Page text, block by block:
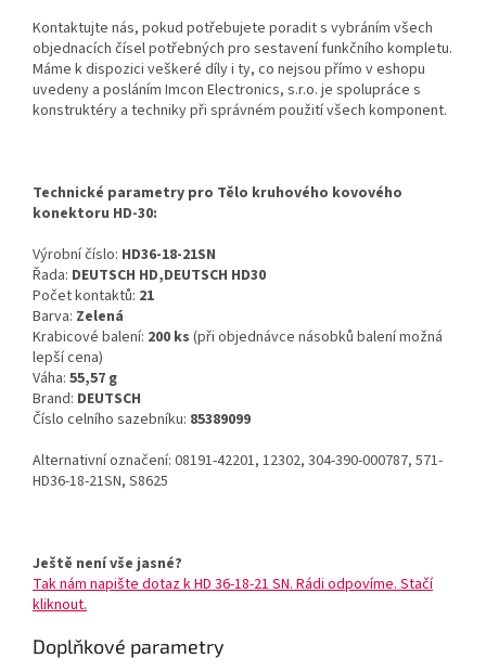
Kontaktujte nás, pokud potřebujete poradit s vybráním všech
objednacích čísel potřebných pro sestavení funkčního kompletu.
Máme k dispozici veškeré díly i ty, co nejsou přímo v eshopu
uvedeny a posláním Imcon Electronics, s.r.o. je spolupráce s
konstruktéry a techniky při správném použití všech komponent.
Technické parametry pro Tělo kruhového kovového
konektoru HD-30:
Výrobní číslo: HD36-18-21SN
Řada: DEUTSCH HD,DEUTSCH HD30
Počet kontaktů: 21
Barva: Zelená
Krabicové balení: 200 ks (při objednávce násobků balení možná
lepší cena)
Váha: 55,57 g
Brand: DEUTSCH
Číslo celního sazebníku: 85389099
Alternativní označení: 08191-42201, 12302, 304-390-000787, 571-
HD36-18-21SN, S8625
Ještě není vše jasné?
Tak nám napište dotaz k HD 36-18-21 SN. Rádi odpovíme. Stačí
kliknout.
Doplňkové parametry